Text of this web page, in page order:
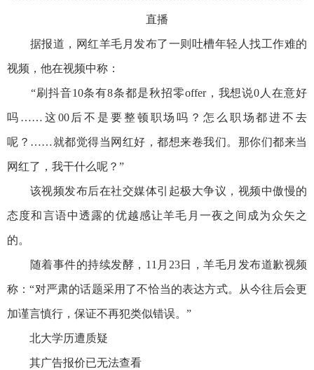
直播
据报道，网红羊毛月发布了一则吐槽年轻人找工作难的
视频，他在视频中称：
“刷抖音10条有8条都是秋招零offer，我想说0人在意好
吗……这00后不是要整顿职场吗？怎么职场都进不去
呢？……就都觉得当网红好，都想来卷我们。那你们都来当
网红了，我干什么呢？”
该视频发布后在社交媒体引起极大争议，视频中傲慢的
态度和言语中透露的优越感让羊毛月一夜之间成为众矢之
的。
随着事件的持续发酵，11月23日，羊毛月发布道歉视频
称：“对严肃的话题采用了不恰当的表达方式。从今往后会更
加谨言慎行，保证不再犯类似错误。”
北大学历遭质疑
其广告报价已无法查看